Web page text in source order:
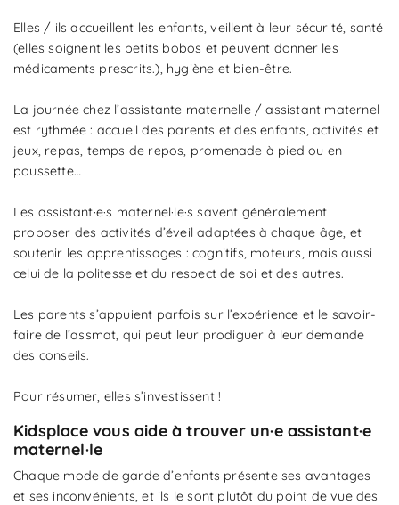
Elles / ils accueillent les enfants, veillent à leur sécurité, santé
(elles soignent les petits bobos et peuvent donner les
médicaments prescrits.), hygiène et bien-être.
La journée chez l’assistante maternelle / assistant maternel
est rythmée : accueil des parents et des enfants, activités et
jeux, repas, temps de repos, promenade à pied ou en
poussette…
Les assistant·e·s maternel·le·s savent généralement
proposer des activités d’éveil adaptées à chaque âge, et
soutenir les apprentissages : cognitifs, moteurs, mais aussi
celui de la politesse et du respect de soi et des autres.
Les parents s’appuient parfois sur l’expérience et le savoir-
faire de l’assmat, qui peut leur prodiguer à leur demande
des conseils.
Pour résumer, elles s’investissent !
Kidsplace vous aide à trouver un·e assistant·e
maternel·le
Chaque mode de garde d’enfants présente ses avantages
et ses inconvénients, et ils le sont plutôt du point de vue des